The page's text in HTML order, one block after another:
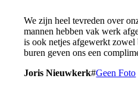
We zijn heel tevreden over
mannen hebben vak werk
is ook netjes afgewerkt
buren geven ons een
Joris Nieuwkerk#Geen Foto